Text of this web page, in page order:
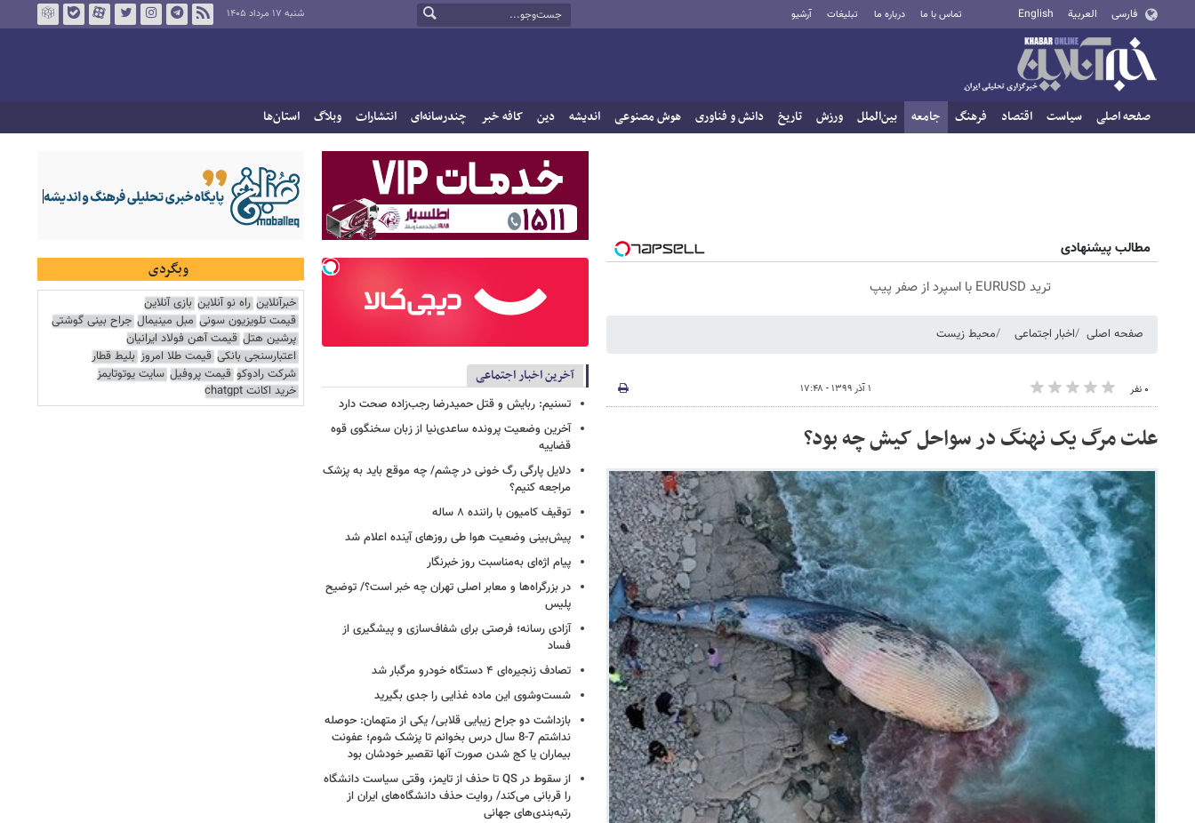
فارسی العربية English تماس با ما درباره ما تبلیغات آرشیو شنبه ۱۷ مرداد ۱۴۰۵
صفحه اصلی سیاست اقتصاد فرهنگ جامعه بین‌الملل ورزش تاریخ دانش و فناوری هوش مصنوعی اندیشه دین کافه خبر چندرسانه‌ای انتشارات وبلاگ استان‌ها
مطالب پیشنهادی
ترید EURUSD با اسپرد از صفر پیپ
صفحه اصلی اخبار اجتماعی محیط زیست
۰ نفر ۱ آذر ۱۳۹۹ - ۱۷:۴۸
علت مرگ یک نهنگ در سواحل کیش چه بود؟
آخرین اخبار اجتماعی
تسنیم: ربایش و قتل حمیدرضا رجب‌زاده صحت دارد
آخرین وضعیت پرونده ساعدی‌نیا از زبان سخنگوی قوه
قضاییه
دلایل پارگی رگ خونی در چشم/ چه موقع باید به پزشک
مراجعه کنیم؟
توقیف کامیون با راننده ۸ ساله
پیش‌بینی وضعیت هوا طی روزهای آینده اعلام شد
پیام اژه‌ای به‌مناسبت روز خبرنگار
در بزرگراه‌ها و معابر اصلی تهران چه خبر است؟/ توضیح
پلیس
آزادی رسانه؛ فرصتی برای شفاف‌سازی و پیشگیری از
فساد
تصادف زنجیره‌ای ۴ دستگاه خودرو مرگبار شد
شست‌وشوی این ماده غذایی را جدی بگیرید
بازداشت دو جراح زیبایی قلابی/ یکی از متهمان: حوصله
نداشتم 7-8 سال درس بخوانم تا پزشک شوم؛ عفونت
بیماران یا کج شدن صورت آنها تقصیر خودشان بود
از سقوط در QS تا حذف از تایمز، وقتی سیاست دانشگاه
را قربانی می‌کند/ روایت حذف دانشگاه‌های ایران از
رتبه‌بندی‌های جهانی
وبگردی
خبرآنلاین راه نو آنلاین بازی آنلاین
قیمت تلویزیون سونی مبل مینیمال جراح بینی گوشتی
پرشین هتل قیمت آهن فولاد ایرانیان
اعتبارسنجی بانکی قیمت طلا امروز بلیط قطار
شرکت رادوکو قیمت پروفیل سایت یوتوتایمز
خرید اکانت chatgpt